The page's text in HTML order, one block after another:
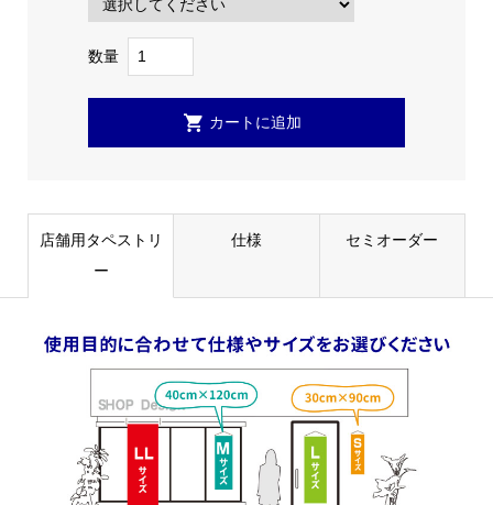
数量
店舗用タペストリ
ー
仕様 セミオーダー